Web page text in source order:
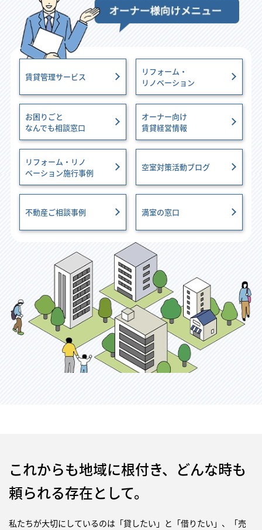
賃貸管理サービス
リフォーム・
リノベーション
お困りごと
なんでも相談窓口
オーナー向け
賃貸経営情報
リフォーム・リノ
ベーション施行事例
空室対策活動ブログ
不動産ご相談事例 満室の窓口
これからも地域に根付き、どんな時も
頼られる存在として。
私たちが大切にしているのは「貸したい」と「借りたい」、「売